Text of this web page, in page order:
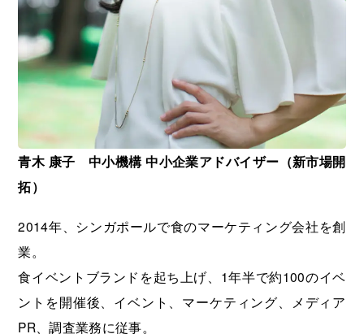
青木 康子 中小機構 中小企業アドバイザー（新市場開
拓）
2014年、シンガポールで食のマーケティング会社を創
業。
食イベントブランドを起ち上げ、1年半で約100のイベ
ントを開催後、イベント、マーケティング、メディア
PR、調査業務に従事。